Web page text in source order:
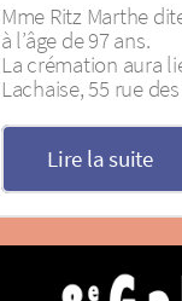
Mme Ritz Marthe
à l’âge de 97 ans.
La crémation aura
Lachaise, 55 rue
Lire la suite